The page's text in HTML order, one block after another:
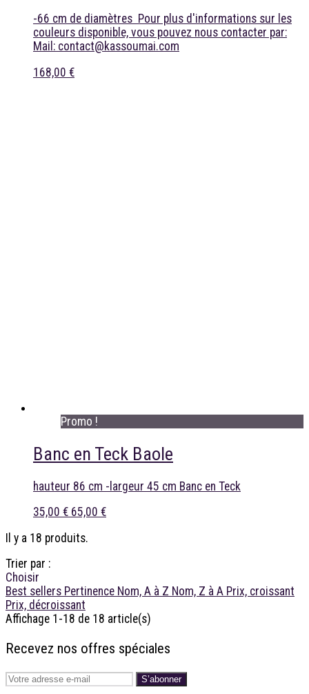
-66 cm de diamètres Pour plus d'informations sur les
couleurs disponible, vous pouvez nous contacter par:
Mail: contact@kassoumai.com
168,00 €
Promo !
Banc en Teck Baole
hauteur 86 cm -largeur 45 cm Banc en Teck
35,00 € 65,00 €
Il y a 18 produits.
Trier par :
Choisir
Best sellers Pertinence Nom, A à Z Nom, Z à A Prix, croissant
Prix, décroissant
Affichage 1-18 de 18 article(s)
Recevez nos offres spéciales
S’abonner